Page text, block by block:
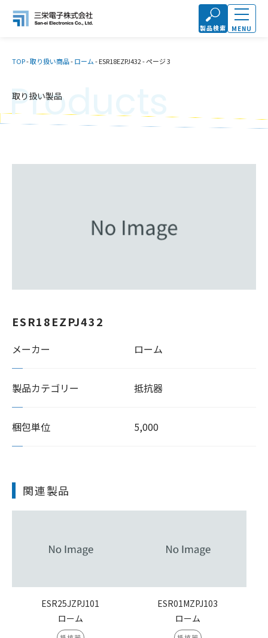
製品検索 MENU
TOP-取り扱い商品-ローム-ESR18EZPJ432-ページ 3
取り扱い製品
Products
ESR18EZPJ432
メーカー ローム
製品カテゴリー 抵抗器
梱包単位 5,000
関連製品
ESR25JZPJ101
ローム
ESR01MZPJ103
ローム